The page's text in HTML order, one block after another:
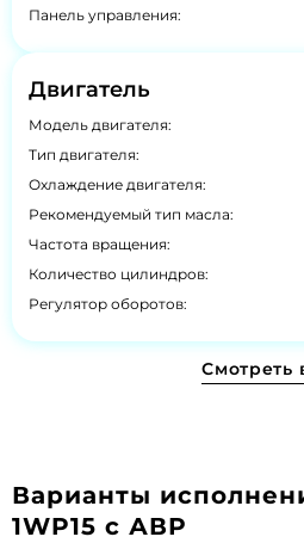
Панель управления:
Двигатель
Модель двигателя:
Тип двигателя:
Охлаждение двигателя:
Рекомендуемый тип масла:
Частота вращения:
Количество цилиндров:
Регулятор оборотов:
Смотреть
Варианты
1WP15 с АВР